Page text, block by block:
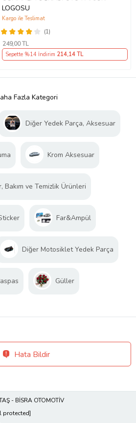
LOGOSU
(1)
Kargo ile Teslimat
249,00 TL
Sepette %14 İndirim 214,14 TL
Fazla Kategori
Diğer Yedek Parça, Aksesuar
Krom Aksesuar
Bakım ve Temizlik Ürünleri
Far&Ampül
Diğer Motosiklet Yedek Parça
Güller
Hata Bildir
- BİSRA OTOMOTİV
protected]